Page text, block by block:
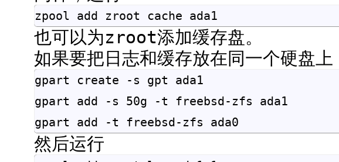
zpool add zroot cache ada1
也可以为zroot添加缓存盘。
如果要把日志和缓存放在同一个硬盘上
gpart create -s gpt ada1
gpart add -s 50g -t freebsd-zfs ada1
gpart add -t freebsd-zfs ada0
然后运行